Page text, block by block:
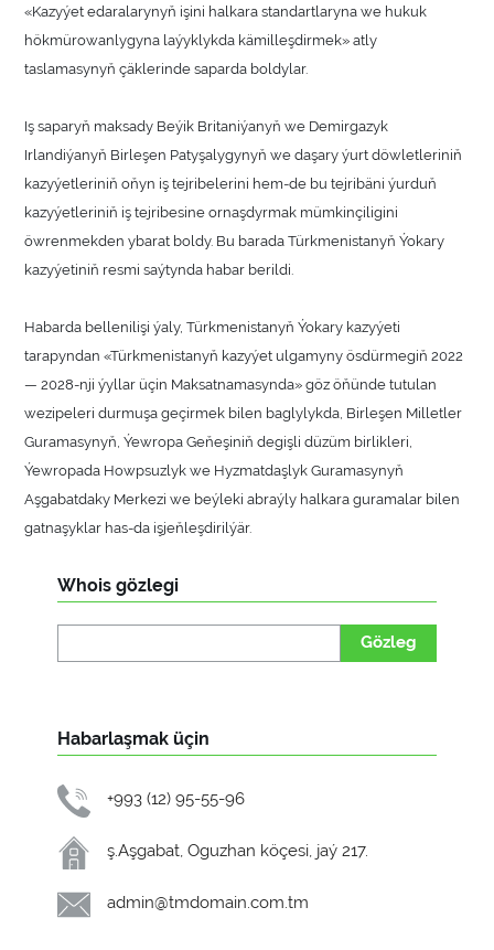
«Kazyýet edaralarynyň işini halkara standartlaryna we hukuk
hökmürowanlygyna laýyklykda kämilleşdirmek» atly
taslamasynyň çäklerinde saparda boldуlar.
Iş saparyň maksady Beýik Britaniýanyň we Demirgazyk
Irlandiýanyň Birleşen Patyşalygynyň we daşary ýurt döwletleriniň
kazyýetleriniň oňyn iş tejribelerini hem-de bu tejribäni ýurduň
kazyýetleriniň iş tejribesine ornaşdyrmak mümkinçiligini
öwrenmekden ybarat boldy. Bu barada Türkmenistanyň Ýokary
kazyýetiniň resmi saýtynda habar berildi.
Habarda bellenilişi ýaly, Türkmenistanyň Ýokary kazyýeti
tarapyndan «Türkmenistanyň kazyýet ulgamyny ösdürmegiň 2022
— 2028-nji ýyllar üçin Maksatnamasynda» göz öňünde tutulan
wezipeleri durmuşa geçirmek bilen baglylykda, Birleşen Milletler
Guramasynyň, Ýewropa Geňeşiniň degişli düzüm birlikleri,
Ýewropada Howpsuzlyk we Hyzmatdaşlyk Guramasynyň
Aşgabatdaky Merkezi we beýleki abraýly halkara guramalar bilen
gatnaşyklar has-da işjeňleşdirilýär.
Whois gözlegi
Gözleg
Habarlaşmak üçin
+993 (12) 95-55-96
ş.Aşgabat, Oguzhan köçesi, jaý 217.
admin@tmdomain.com.tm